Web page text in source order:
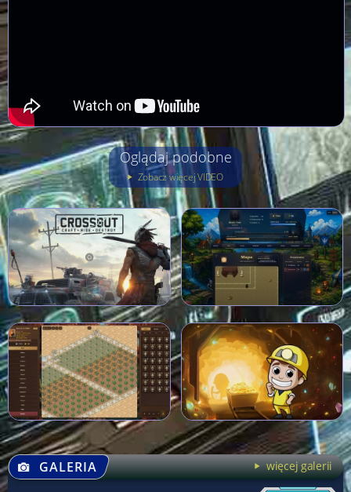
Oglądaj podobne
Zobacz więcej VIDEO
GALERIA więcej galerii